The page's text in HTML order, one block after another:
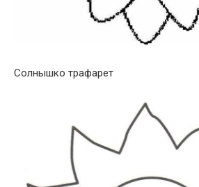
Солнышко трафарет